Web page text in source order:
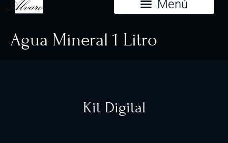
Agua Mineral 1 Litro
Kit Digital